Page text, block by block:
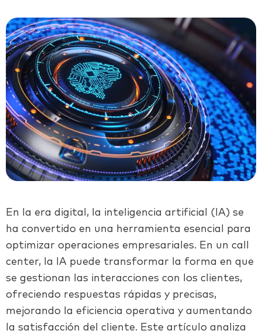
En la era digital, la inteligencia artificial (IA) se
ha convertido en una herramienta esencial para
optimizar operaciones empresariales. En un call
center, la IA puede transformar la forma en que
se gestionan las interacciones con los clientes,
ofreciendo respuestas rápidas y precisas,
mejorando la eficiencia operativa y aumentando
la satisfacción del cliente. Este artículo analiza